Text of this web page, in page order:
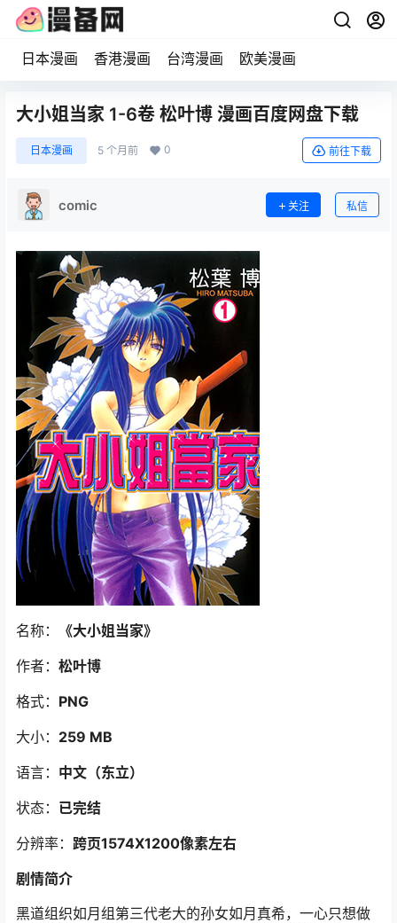
日本漫画 香港漫画 台湾漫画 欧美漫画
大小姐当家 1-6卷 松叶博 漫画百度网盘下载
日本漫画 5 个月前 0 前往下载
comic 关注 私信
名称：
《大小姐当家》
作者： 松叶博
格式： PNG
大小： 259 MB
语言： 中文（东立）
状态： 已完结
分辨率： 跨页1574X1200像素左右
剧情简介
黑道组织如月组第三代老大的孙女如月真希，一心只想做